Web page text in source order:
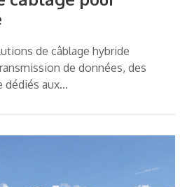
de câblage hybride
de données, des
dédiés aux…